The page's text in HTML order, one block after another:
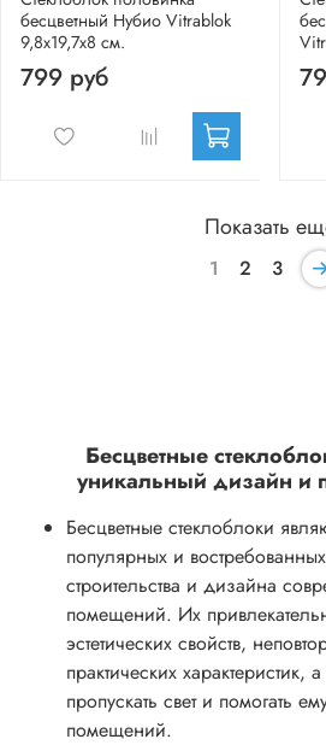
бесцветный Нубио Vitrablok
9,8x19,7x8 см.
799 руб
Показать
1 2 3
Бесцветные
уникальный дизайн и
Бесцветные стеклоблоки
популярных и
строительства и дизайна
помещений. Их
эстетических свойств,
практических характеристик,
пропускать свет и помогать
помещений.